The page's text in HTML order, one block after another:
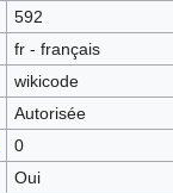
592
fr - français
wikicode
Autorisée
0
Oui